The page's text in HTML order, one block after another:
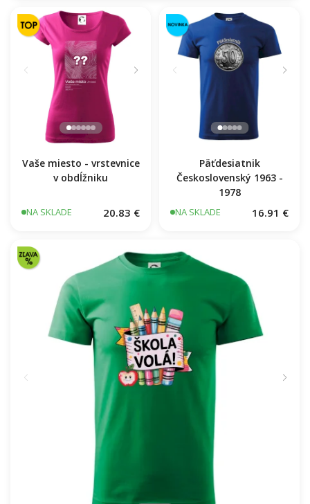
Vaše miesto - vrstevnice
v obdĺžniku
NA SKLADE 20.83 €
Päťdesiatnik
Československý 1963 -
1978
NA SKLADE 16.91 €